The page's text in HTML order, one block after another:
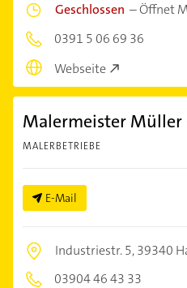
Geschlossen –Öffnet
0391 5 06 69 36
Webseite
Malermeister Müller
MALERBETRIEBE
E-Mail
Industriestr. 5,39340
03904 46 43 33